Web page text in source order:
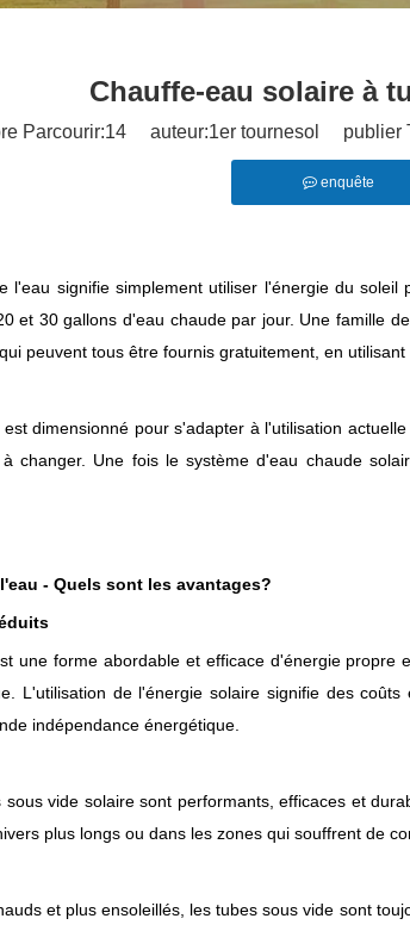
Chauffe-eau solaire à
Parcourir:14auteur:1er tournesol publier
enquête
l'eau signifie simplement utiliser l'énergie du
et 30 gallons d'eau chaude par jour. Une famille
peuvent tous être fournis gratuitement, en utilisant
dimensionné pour s'adapter à l'utilisation
changer. Une fois le système d'eau chaude
- Quels sont les avantages?
une forme abordable et efficace d'énergie
L'utilisation de l'énergie solaire signifie des
indépendance énergétique.
sous vide solaire sont performants, efficaces et
plus longs ou dans les zones qui souffrent de
et plus ensoleillés, les tubes sous vide sont